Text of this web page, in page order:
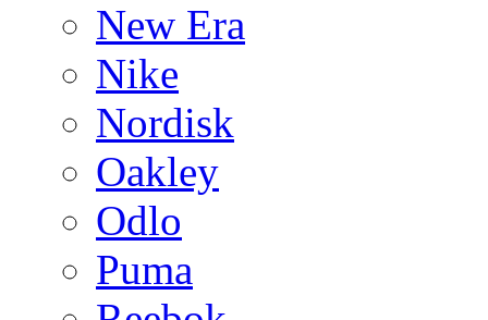
New Era
Nike
Nordisk
Oakley
Odlo
Puma